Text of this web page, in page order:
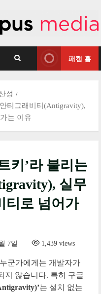
패캠 홈
성
티그래비티(Antigravity),
는 이유
키’라 불리는
실무
티로 넘어가
7일 1,439 views
군가에게는 개발자가
지 않습니다. 특히 구글
는 설치 없는